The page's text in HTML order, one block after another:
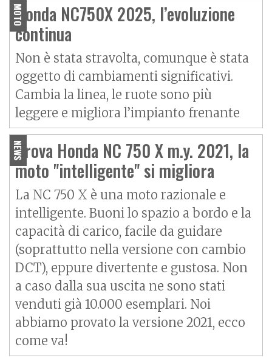
MOTO
Honda NC750X 2025, l’evoluzione
continua
Non è stata stravolta, comunque è stata
oggetto di cambiamenti significativi.
Cambia la linea, le ruote sono più
leggere e migliora l’impianto frenante
NEWS
Prova Honda NC 750 X m.y. 2021, la
moto "intelligente" si migliora
La NC 750 X è una moto razionale e
intelligente. Buoni lo spazio a bordo e la
capacità di carico, facile da guidare
(soprattutto nella versione con cambio
DCT), eppure divertente e gustosa. Non
a caso dalla sua uscita ne sono stati
venduti già 10.000 esemplari. Noi
abbiamo provato la versione 2021, ecco
come va!